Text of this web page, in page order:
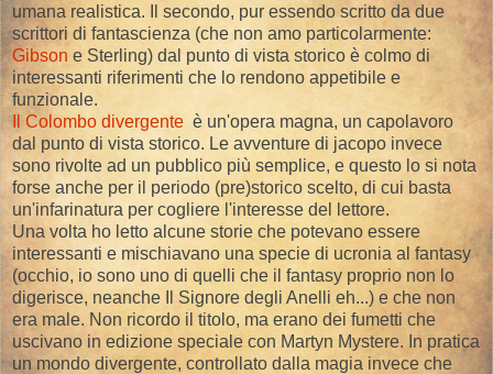
umana realistica. Il secondo, pur essendo scritto da due
scrittori di fantascienza (che non amo particolarmente:
Gibson e Sterling) dal punto di vista storico è colmo di
interessanti riferimenti che lo rendono appetibile e
funzionale.
Il Colombo divergente è un'opera magna, un capolavoro
dal punto di vista storico. Le avventure di jacopo invece
sono rivolte ad un pubblico più semplice, e questo lo si nota
forse anche per il periodo (pre)storico scelto, di cui basta
un'infarinatura per cogliere l'interesse del lettore.
Una volta ho letto alcune storie che potevano essere
interessanti e mischiavano una specie di ucronia al fantasy
(occhio, io sono uno di quelli che il fantasy proprio non lo
digerisce, neanche Il Signore degli Anelli eh...) e che non
era male. Non ricordo il titolo, ma erano dei fumetti che
uscivano in edizione speciale con Martyn Mystere. In pratica
un mondo divergente, controllato dalla magia invece che